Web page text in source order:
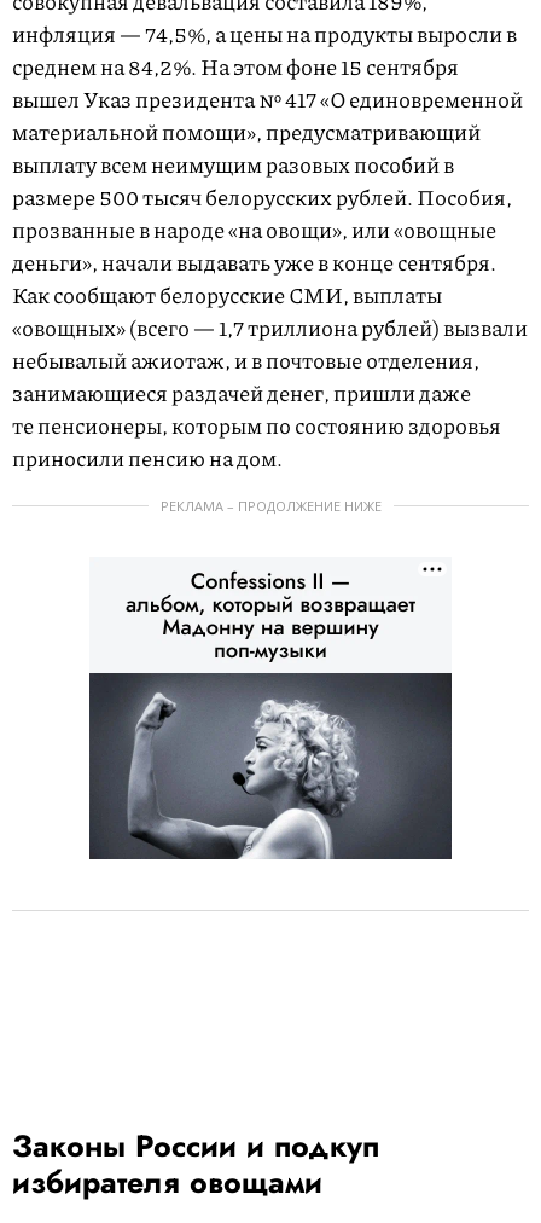
инфляция — 74,5%, а цены на продукты выросли в
среднем на 84,2%. На этом фоне 15 сентября
вышел Указ президента № 417 «О единовременной
материальной помощи», предусматривающий
выплату всем неимущим разовых пособий в
размере 500 тысяч белорусских рублей. Пособия,
прозванные в народе «на овощи», или «овощные
деньги», начали выдавать уже в конце сентября.
Как сообщают белорусские СМИ, выплаты
«овощных» (всего — 1,7 триллиона рублей) вызвали
небывалый ажиотаж, и в почтовые отделения,
занимающиеся раздачей денег, пришли даже
те пенсионеры, которым по состоянию здоровья
приносили пенсию на дом.
РЕКЛАМА – ПРОДОЛЖЕНИЕ НИЖЕ
Законы России и подкуп
избирателя овощами